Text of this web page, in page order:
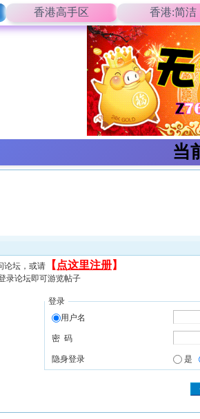
香港高手区 香港:简洁
当
论坛，或请 【 点这里注册】
录论坛即可游览帖子
登录
用户名
密 码
隐身登录 是